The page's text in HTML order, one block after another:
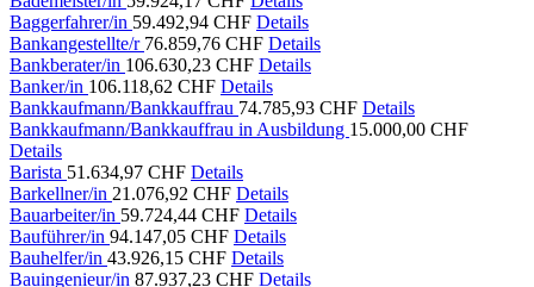
Baggerfahrer/in 59.492,94 CHF Details
Bankangestellte/r 76.859,76 CHF Details
Bankberater/in 106.630,23 CHF Details
Banker/in 106.118,62 CHF Details
Bankkaufmann/Bankkauffrau 74.785,93 CHF Details
Bankkaufmann/Bankkauffrau in Ausbildung 15.000,00 CHF
Details
Barista 51.634,97 CHF Details
Barkellner/in 21.076,92 CHF Details
Bauarbeiter/in 59.724,44 CHF Details
Bauführer/in 94.147,05 CHF Details
Bauhelfer/in 43.926,15 CHF Details
Bauingenieur/in 87.937,23 CHF Details